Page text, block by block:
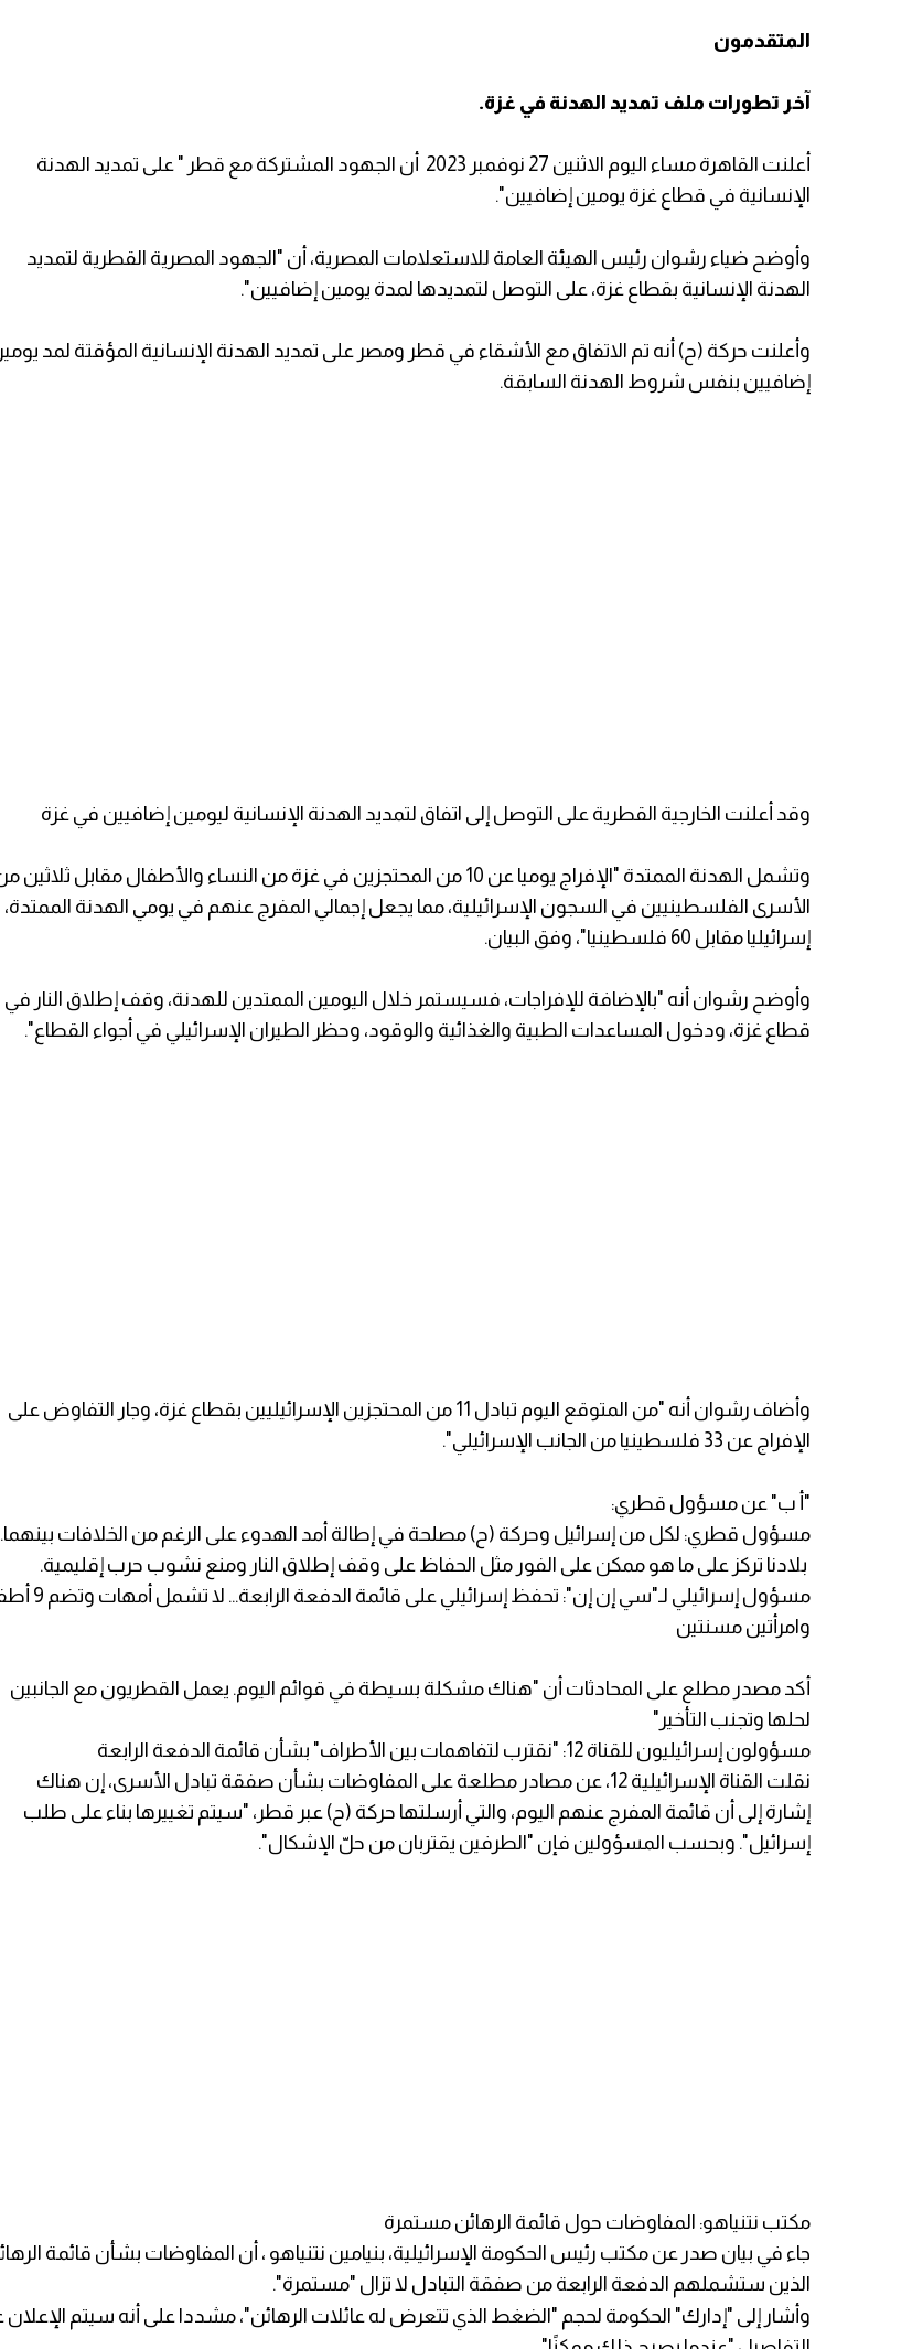
المتقدمون
آخر تطورات ملف تمديد الهدنة في غزة.
أعلنت القاهرة مساء اليوم الاثنين 27 نوفمبر 2023 أن الجهود المشتركة مع قطر " على تمديد الهدنة
الإنسانية في قطاع غزة يومين إضافيين".
وأوضح ضياء رشوان رئيس الهيئة العامة للاستعلامات المصرية، أن "الجهود المصرية القطرية لتمديد
الهدنة الإنسانية بقطاع غزة، على التوصل لتمديدها لمدة يومين إضافيين".
وأعلنت حركة (ح) أنه تم الاتفاق مع الأشقاء في قطر ومصر على تمديد الهدنة الإنسانية المؤقتة لمد
إضافيين بنفس شروط الهدنة السابقة.
وقد أعلنت الخارجية القطرية على التوصل إلى اتفاق لتمديد الهدنة الإنسانية ليومين إضافيين في غزة
وتشمل الهدنة الممتدة "الإفراج يوميا عن 10 من المحتجزين في غزة من النساء والأطفال مقابل ثلاثين
إسرائيليا مقابل 60 فلسطينيا"، وفق البيان.
وأوضح رشوان أنه "بالإضافة للإفراجات، فسيستمر خلال اليومين الممتدين للهدنة، وقف إطلاق النار
قطاع غزة، ودخول المساعدات الطبية والغذائية والوقود، وحظر الطيران الإسرائيلي في أجواء القطاع".
وأضاف رشوان أنه "من المتوقع اليوم تبادل 11 من المحتجزين الإسرائيليين بقطاع غزة، وجار التفاوض على
الإفراج عن 33 فلسطينيا من الجانب الإسرائيلي".
"أ ب" عن مسؤول قطري:
مسؤول قطري: لكل من إسرائيل وحركة (ح) مصلحة في إطالة أمد الهدوء على الرغم من الخلافات بينهما.
بلادنا تركز على ما هو ممكن على الفور مثل الحفاظ على وقف إطلاق النار ومنع نشوب حرب إقليمية.
مسؤول إسرائيلي لـ"سي إن إن": تحفظ إسرائيلي
وامرأتين مسنتين
أكد مصدر مطلع على المحادثات أن "هناك مشكلة بسيطة في قوائم اليوم. يعمل القطريون مع الجانبين
لحلها وتجنب التأخير"
مسؤولون إسرائيليون للقناة 12: "نقترب لتفاهمات بين الأطراف" بشأن قائمة الدفعة الرابعة
نقلت القناة الإسرائيلية 12، عن مصادر مطلعة على المفاوضات بشأن صفقة تبادل الأسرى، إن هناك
إشارة إلى أن قائمة المفرج عنهم اليوم، والتي أرسلتها حركة (ح) عبر قطر، "سيتم تغييرها بناء على طلب
إسرائيل". وبحسب المسؤولين فإن "الطرفين يقتربان من حلّ الإشكال".
مكتب نتنياهو: المفاوضات حول قائمة الرهائن مستمرة
جاء في بيان صدر عن مكتب رئيس الحكومة الإسرائيلية، بنيامين نتنياهو ، أن المفاوضات بشأن قائمة
الذين ستشملهم الدفعة الرابعة من صفقة التبادل لا تزال "مستمرة".
وأشار إلى "إدارك" الحكومة لحجم "الضغط الذي تتعرض له عائلات الرهائن"، مشددا على أنه سيتم